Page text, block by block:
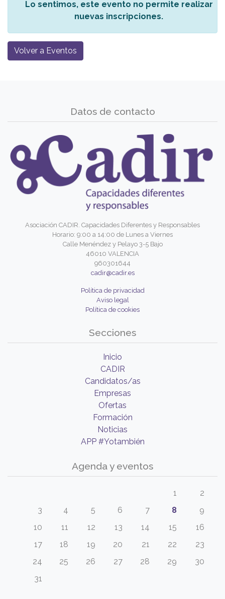
Lo sentimos, este evento no permite realizar
nuevas inscripciones.
Volver a Eventos
Datos de contacto
Asociación CADIR. Capacidades Diferentes y Responsables
Horario: 9:00 a 14:00 de Lunes a Viernes
Calle Menéndez y Pelayo 3-5 Bajo
46010 VALENCIA
960301644
cadir@cadir.es
Política de privacidad
Aviso legal
Política de cookies
Secciones
Inicio
CADIR
Candidatos/as
Empresas
Ofertas
Formación
Noticias
APP #Yotambién
Agenda y eventos
1
2
3
4 5 6 7 8
9
10
11 12 13 14 15
16
17
18 19 20 21 22
23
24
25 26 27 28 29
30
31